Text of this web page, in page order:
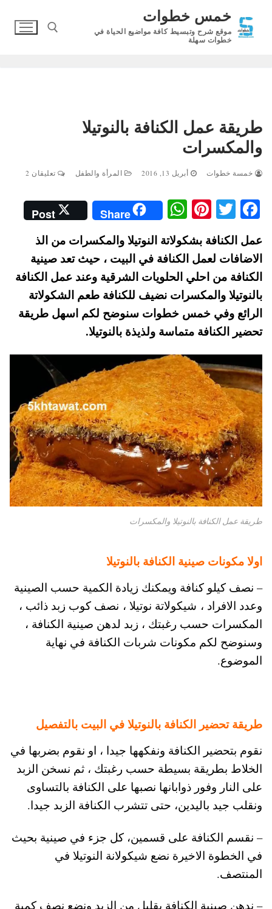
المحتوى
خمس خطوات
موقع شرح وتبسيط كافة مواضيع الحياة في
خطوات سهلة
طريقة عمل الكنافة بالنوتيلا
والمكسرات
خمسة خطوات أبريل 13, 2016 المرأة والطفل تعليقان 2
Fa
ce
bo
ok
T
tte
r
Pi
nt
er
es
t
W
ha
ts
A
pp
Share
Post
عمل الكنافة بشكولاتة النوتيلا والمكسرات من الذ
الاضافات لعمل الكنافة في البيت ، حيث تعد صينية
الكنافة من احلي الحلويات الشرقية وعند عمل الكنافة
بالنوتيلا والمكسرات نضيف للكنافة طعم الشكولاتة
الرائع وفي خمس خطوات سنوضح لكم اسهل طريقة
تحضير الكنافة متماسة ولذيذة بالنوتيلا.
طريقة عمل الكنافة بالنوتيلا والمكسرات
اولا مكونات صينية الكنافة بالنوتيلا
– نصف كيلو كنافة ويمكنك زيادة الكمية حسب الصينية
وعدد الافراد ، شيكولاتة نوتيلا ، نصف كوب زبد ذائب ،
المكسرات حسب رغبتك ، زبد لدهن صينية الكنافة ،
وسنوضح لكم مكونات شربات الكنافة في نهاية
الموضوع.
طريقة تحضير الكنافة بالنوتيلا في البيت بالتفصيل
نقوم بتحضير الكنافة ونفكهها جيدا ، او نقوم بضربها في
الخلاط بطريقة بسيطة حسب رغبتك ، ثم نسخن الزبد
على النار وفور ذوابانها نصبها على الكنافة بالتساوى
ونقلب جيد باليدين، حتى تتشرب الكنافة الزبد جيدا.
– نقسم الكنافة على قسمين، كل جزء في صينية بحيث
في الخطوة الاخيرة نضع شيكولانة النوتيلا في
المنتصف.
– ندهن صينية الكنافة بقليل من الزبد ونضع نصف كمية